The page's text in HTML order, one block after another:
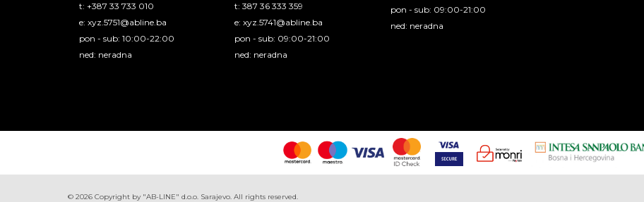
t: +387 33 733 010
e: xyz.5751@abline.ba
pon - sub: 10:00-22:00
ned: neradna
t: 387 36 333 359
e:xyz.5741@abline.ba
pon - sub: 09:00-21:00
ned: neradna
pon - sub: 09:00-21:00
ned: neradna
© 2026 Copyright by "AB-LINE" d.o.o. Sarajevo. All rights reserved.